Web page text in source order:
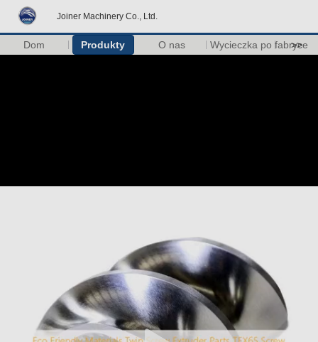
Joiner Machinery Co., Ltd.
Dom Produkty O nas Wycieczka po fabryce
>>